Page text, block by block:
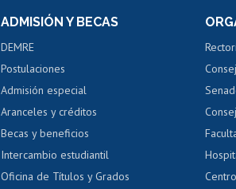
Consulta y certificado de notas
Servicio médico y dental
Pago de arancel y crédito alumnos
Pago de arancel y crédito exalumnos
Certificado de títulos y grados
ADMISIÓN Y BECAS
DEMRE
Postulaciones
Admisión especial
Aranceles y créditos
Becas y beneficios
Intercambio estudiantil
Oficina de Títulos y Grados